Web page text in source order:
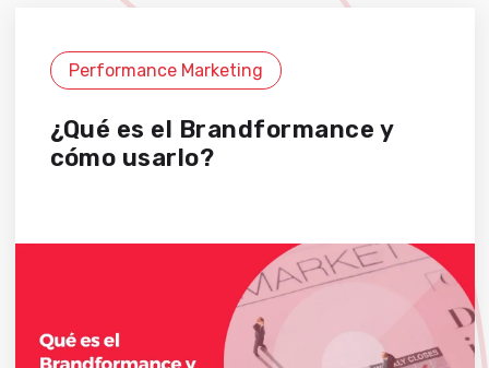
Performance Marketing
¿Qué es el Brandformance y
cómo usarlo?